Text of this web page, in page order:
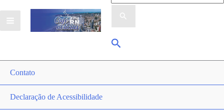
por:
Pesquisar
Contato
Declaração de Acessibilidade